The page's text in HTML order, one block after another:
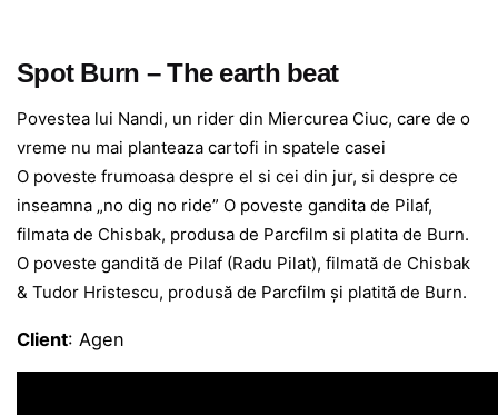
Spot Burn – The earth beat
Povestea lui Nandi, un rider din Miercurea Ciuc, care de o
vreme nu mai planteaza cartofi in spatele casei
O poveste frumoasa despre el si cei din jur, si despre ce
inseamna „no dig no ride” O poveste gandita de Pilaf,
filmata de Chisbak, produsa de Parcfilm si platita de Burn.
O poveste gandită de Pilaf (Radu Pilat), filmată de Chisbak
& Tudor Hristescu, produsă de Parcfilm și platită de Burn.
Client: Agen